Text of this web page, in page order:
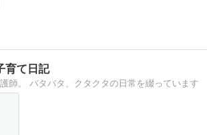
育て日記
師。 バタバタ、クタクタの日常を綴っています